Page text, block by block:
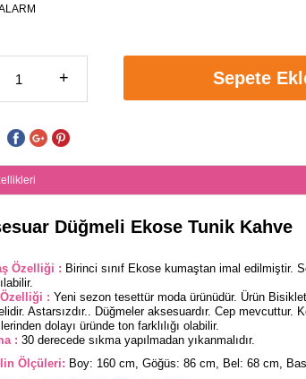
+ Sepete
Düğmeli Ekose Tunik Kahve
Özelliği : Birinci sınıf Ekose kumaştan imal edilmiştir.
: Yeni sezon tesettür moda ürünüdür. Ürün
Astarsızdır.. Düğmeler aksesuardır. Cep mevcuttur.
dolayı üründe ton farklılığı olabilir.
: 30 derecede sıkma yapılmadan yıkanmalıdır.
Ölçüleri: Boy: 160 cm, Göğüs: 86 cm, Bel: 68 cm,